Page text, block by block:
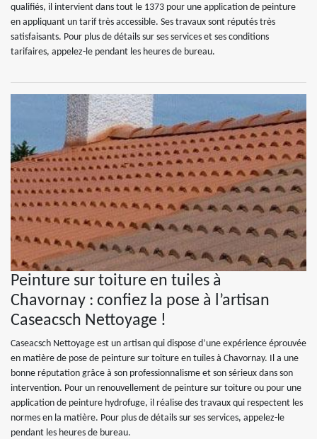
qualifiés, il intervient dans tout le 1373 pour une application de peinture
en appliquant un tarif très accessible. Ses travaux sont réputés très
satisfaisants. Pour plus de détails sur ses services et ses conditions
tarifaires, appelez-le pendant les heures de bureau.
Peinture sur toiture en tuiles à
Chavornay : confiez la pose à l’artisan
Caseacsch Nettoyage !
Caseacsch Nettoyage est un artisan qui dispose d’une expérience éprouvée
en matière de pose de peinture sur toiture en tuiles à Chavornay. Il a une
bonne réputation grâce à son professionnalisme et son sérieux dans son
intervention. Pour un renouvellement de peinture sur toiture ou pour une
application de peinture hydrofuge, il réalise des travaux qui respectent les
normes en la matière. Pour plus de détails sur ses services, appelez-le
pendant les heures de bureau.